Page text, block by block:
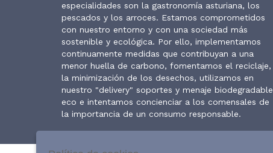
especialidades son la gastronomía asturiana, los
pescados y los arroces. Estamos comprometidos
con nuestro entorno y con una sociedad más
sostenible y ecológica. Por ello, implementamos
continuamente medidas que contribuyan a una
menor huella de carbono, fomentamos el reciclaje,
la minimización de los desechos, utilizamos en
nuestro "delivery" soportes y menaje biodegradable
eco e intentamos concienciar a los comensales de
la importancia de un consumo responsable.